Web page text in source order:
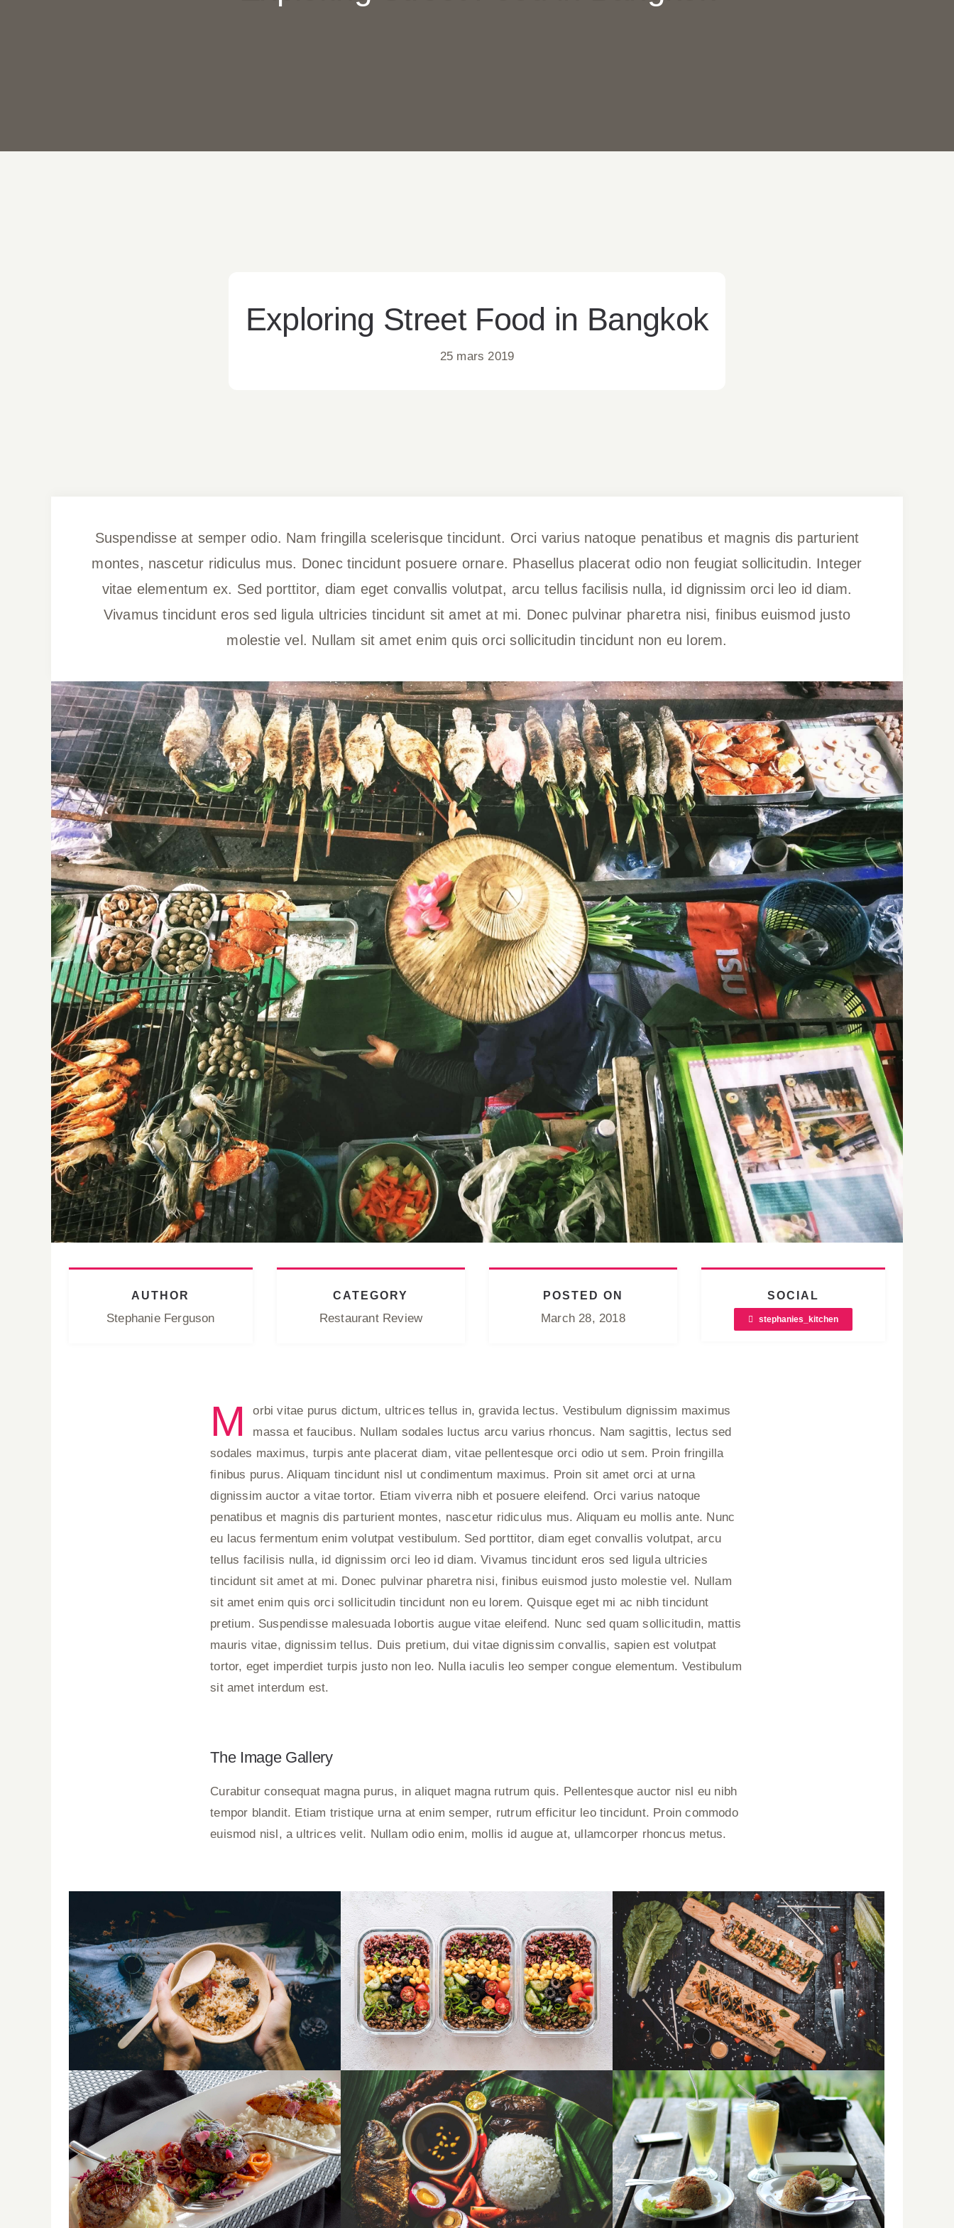
Exploring Street Food in Bangkok
25 mars 2019
Suspendisse at semper odio. Nam fringilla scelerisque tincidunt. Orci varius natoque penatibus et magnis dis parturient
montes, nascetur ridiculus mus. Donec tincidunt posuere ornare. Phasellus placerat odio non feugiat sollicitudin. Integer
vitae elementum ex. Sed porttitor, diam eget convallis volutpat, arcu tellus facilisis nulla, id dignissim orci leo id diam.
Vivamus tincidunt eros sed ligula ultricies tincidunt sit amet at mi. Donec pulvinar pharetra nisi, finibus euismod justo
molestie vel. Nullam sit amet enim quis orci sollicitudin tincidunt non eu lorem.
AUTHOR
Stephanie Ferguson
CATEGORY
Restaurant Review
POSTED ON
March 28, 2018
SOCIAL
stephanies_kitchen
M
orbi vitae purus dictum, ultrices tellus in, gravida lectus. Vestibulum dignissim maximus
massa et faucibus. Nullam sodales luctus arcu varius rhoncus. Nam sagittis, lectus sed
sodales maximus, turpis ante placerat diam, vitae pellentesque orci odio ut sem. Proin fringilla
finibus purus. Aliquam tincidunt nisl ut condimentum maximus. Proin sit amet orci at urna
dignissim auctor a vitae tortor. Etiam viverra nibh et posuere eleifend. Orci varius natoque
penatibus et magnis dis parturient montes, nascetur ridiculus mus. Aliquam eu mollis ante. Nunc
eu lacus fermentum enim volutpat vestibulum. Sed porttitor, diam eget convallis volutpat, arcu
tellus facilisis nulla, id dignissim orci leo id diam. Vivamus tincidunt eros sed ligula ultricies
tincidunt sit amet at mi. Donec pulvinar pharetra nisi, finibus euismod justo molestie vel. Nullam
sit amet enim quis orci sollicitudin tincidunt non eu lorem. Quisque eget mi ac nibh tincidunt
pretium. Suspendisse malesuada lobortis augue vitae eleifend. Nunc sed quam sollicitudin, mattis
mauris vitae, dignissim tellus. Duis pretium, dui vitae dignissim convallis, sapien est volutpat
tortor, eget imperdiet turpis justo non leo. Nulla iaculis leo semper congue elementum. Vestibulum
sit amet interdum est.
The Image Gallery
Curabitur consequat magna purus, in aliquet magna rutrum quis. Pellentesque auctor nisl eu nibh
tempor blandit. Etiam tristique urna at enim semper, rutrum efficitur leo tincidunt. Proin commodo
euismod nisl, a ultrices velit. Nullam odio enim, mollis id augue at, ullamcorper rhoncus metus.